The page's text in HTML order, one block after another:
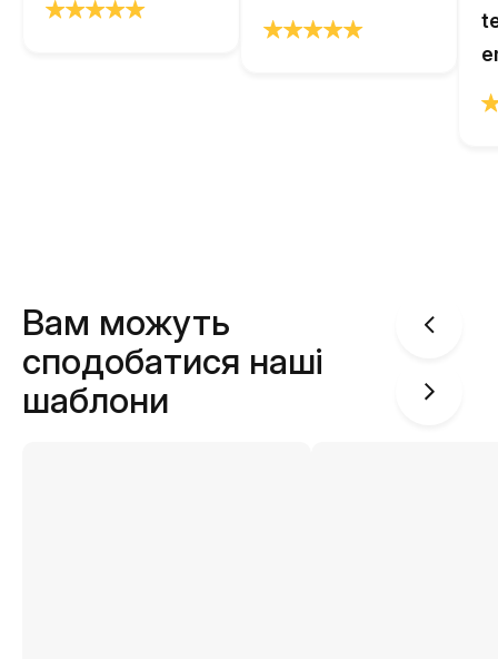
Вам можуть
сподобатися наші
шаблони